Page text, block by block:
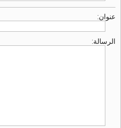
عنوان:
الرسالة: